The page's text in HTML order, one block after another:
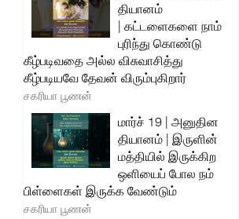
தியானம்
| கட்டளைகளை நாம்
புரிந்து கொண்டு
கீழ்படிவதை அல்ல விசுவாசித்து
கீழ்படியவே தேவன் விரும்புகிறார்
சகரியா பூணன்
மார்ச் 19 | அனுதின
தியானம் | இருளின்
மத்தியில் இருக்கிற
ஒளியைப் போல நம்
பிள்ளைகள் இருக்க வேண்டும்
சகரியா பூணன்